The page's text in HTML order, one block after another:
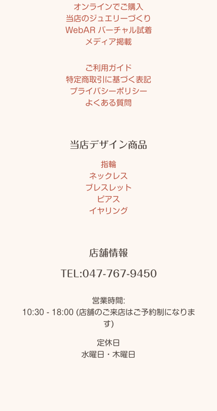
オンラインでご購入
当店のジュエリーづくり
WebAR バーチャル試着
メディア掲載
ご利用ガイド
特定商取引に基づく表記
プライバシーポリシー
よくある質問
当店デザイン商品
指輪
ネックレス
ブレスレット
ピアス
イヤリング
店舗情報
TEL:047-767-9450
営業時間:
10:30 - 18:00 (店舗のご来店はご予約制になりま
す)
定休日
水曜日・木曜日